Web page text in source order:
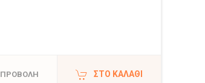
ΠΡΟΒΟΛΗ ΣΤΟ ΚΑΛΆΘΙ